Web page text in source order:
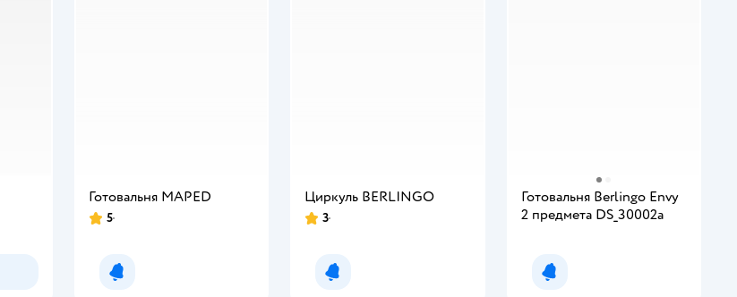
Готовальня MAPED
5
Уведомить о появлении
Циркуль BERLINGO
3
Уведомить о появлении
Готовальня Berlingo Envy
2 предмета DS_30002a
Уведомить о появлении